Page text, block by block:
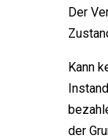
Der
Kann
der